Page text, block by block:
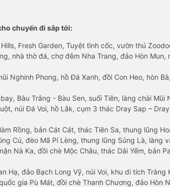
chuyến đi sắp tới:
Fresh Garden, Tuyệt tình cốc, vườn thú
nhà thờ đá, chợ đêm Nha Trang, đảo Hòn
Nghinh Phong, hồ Đá Xanh, đồi Con Heo, hòn
Bàu Trắng - Bàu Sen, suối Tiên, làng chài Mũi
núi Đá Voi, hồ Lắk, cụm 3 thác Dray Sap –
Rồng, bản Cát Cát, thác Tiên Sa, thung lũng
Cú, đèo Mã Pí Lèng, thung lũng Sủng Là, làng
Nà Ka, đồi chè Mộc Châu, thác Dải Yếm, bản
Hạ, đảo Bạch Long Vỹ, núi Voi, khu di tích Tràng
gia Pù Mát, đồi chè Thanh Chương, đảo